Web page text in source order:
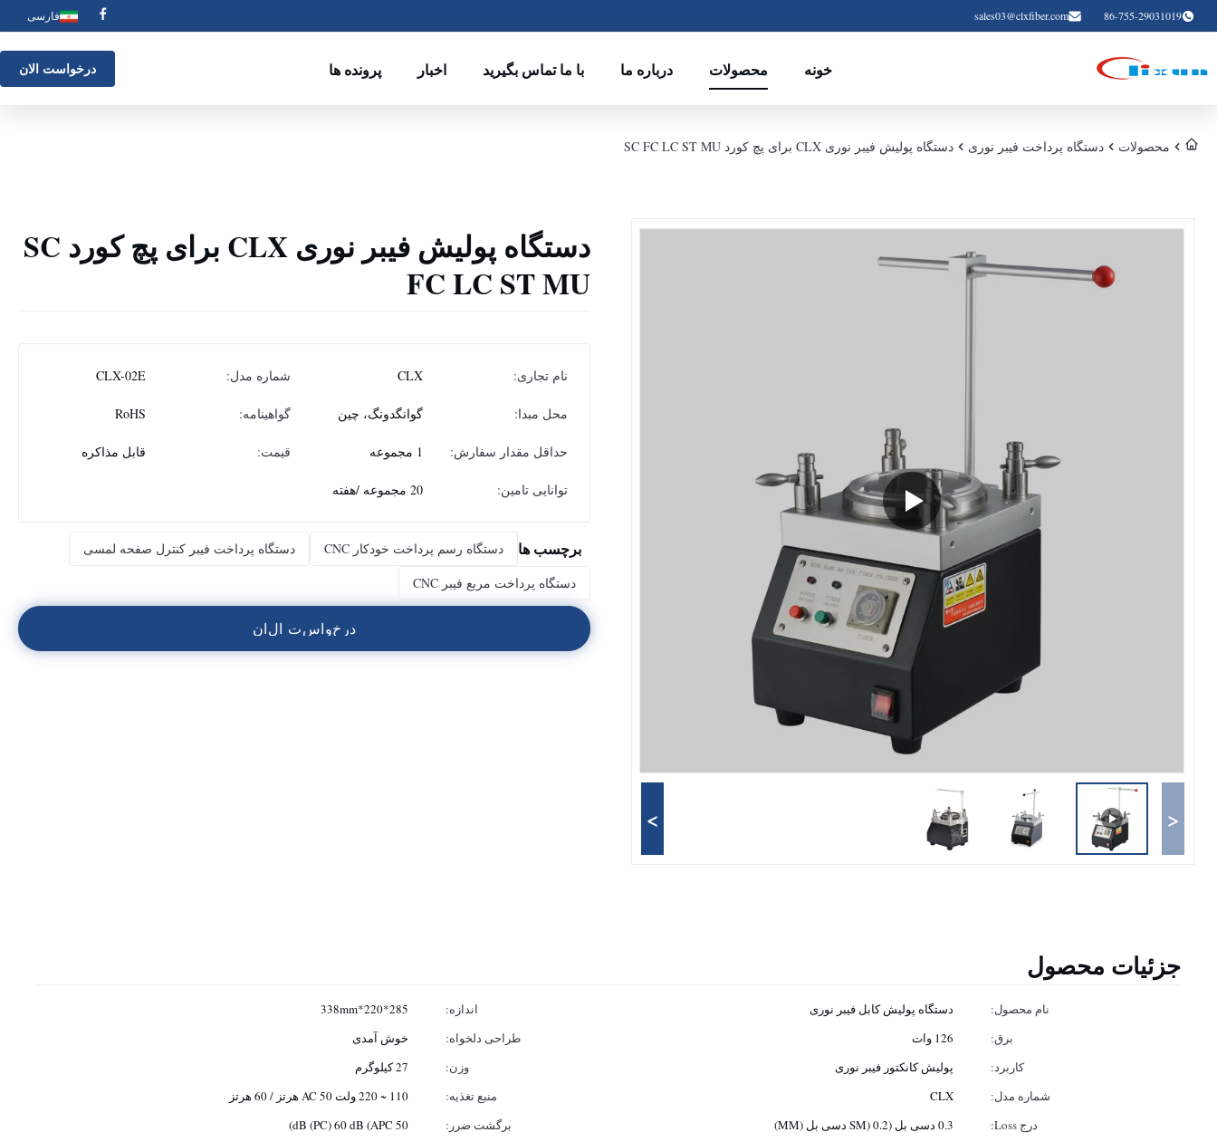
86-755-29031019
sales03@clxfiber.com فارسی
خونه محصولات درباره ما با ما تماس بگیرید اخبار پرونده ها درخواست الان
محصولات دستگاه پرداخت فیبر نوری دستگاه پولیش فیبر نوری CLX برای پچ کورد SC FC LC ST MU
<
>
دستگاه پولیش فیبر نوری CLX برای پچ کورد SC
FC LC ST MU
نام تجاری: CLX شماره مدل: CLX-02E
محل مبدا: گوانگدونگ، چین گواهینامه: RoHS
حداقل مقدار سفارش: 1 مجموعه قیمت: قابل مذاکره
توانایی تامین: 20 مجموعه /هفته
برچسب ها دستگاه رسم پرداخت خودکار CNC
دستگاه پرداخت فیبر کنترل صفحه لمسی
دستگاه پرداخت مربع فیبر CNC
در خواست الان
جزئیات محصول
نام محصول: دستگاه پولیش کابل فیبر نوری اندازه:
285*220*338mm
برق:
126 وات طراحی دلخواه:
خوش آمدی
کاربرد:
پولیش کانکتور فیبر نوری وزن:
27 کیلوگرم
شماره مدل:
CLX منبع تغذیه:
110 ~ 220 ولت AC 50 هرتز / 60 هرتز
درج Loss:
0.3 دسی بل (SM) 0.2 دسی بل (MM) برگشت ضرر:
50 dB (PC) 60 dB (APC)